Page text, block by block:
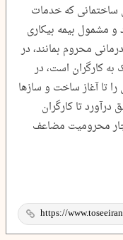
ساختمانی که خدمات
و مشمول بیمه بیکاری
محروم بمانند، در
کارگران است، در
تا آغاز ساخت و سازها
تا کارگران
محرومیت مضاعف